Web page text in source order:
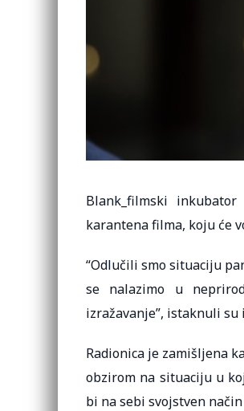
Blank_filmski
karantena filma, koju će
“Odlučili smo situaciju
se nalazimo u
izražavanje”, istaknuli
Radionica je zamišljena
obzirom na situaciju u
bi na sebi svojstven